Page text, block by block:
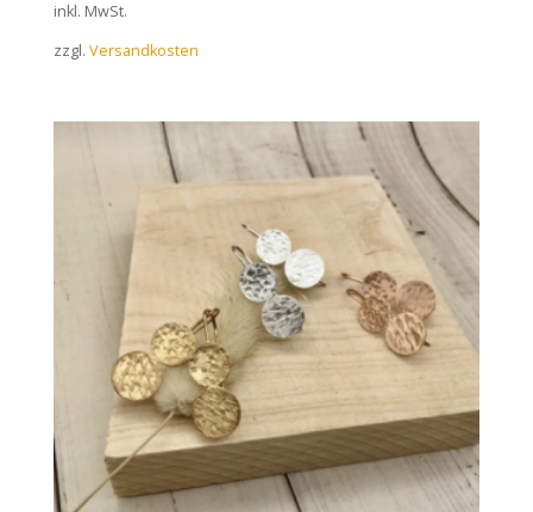
inkl. MwSt.
zzgl. Versandkosten